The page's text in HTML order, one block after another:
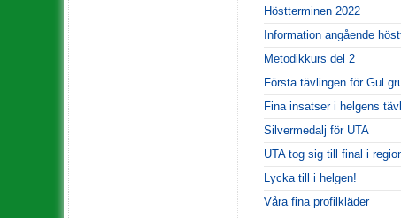
Höstterminen 2022
Information angående
Metodikkurs del 2
Första tävlingen för Gul
Fina insatser i helgens
Silvermedalj för UTA
UTA tog sig till final i
Lycka till i helgen!
Våra fina profilkläder